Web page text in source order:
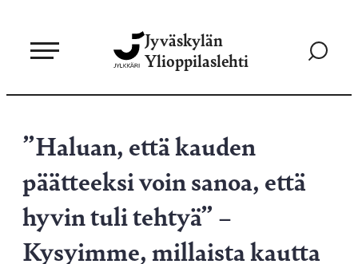
sisältöön
Jyväskylän
Ylioppilaslehti
Siirry
”Haluan, että kauden
päätteeksi voin sanoa, että
hyvin tuli tehtyä” –
Kysyimme, millaista kautta